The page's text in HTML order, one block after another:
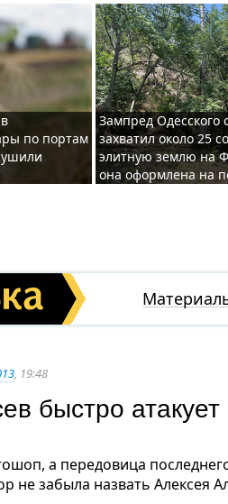
по портам
Зампред Одесского
захватил около 25
элитную землю на
она оформлена на
, 19:48
быстро
а передовица
не забыла назвать Алексея